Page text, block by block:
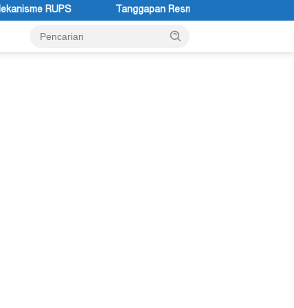
Tanggapan Resmi Pemprov Papua Pegunungan Pasca Gubernur